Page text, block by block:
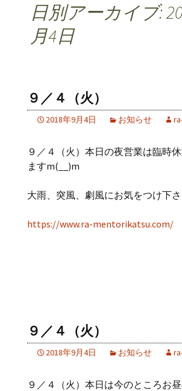
日別アーカイブ:
月4日
９／４（火）
2018年9月4日 お知らせ
９／４（火）本日の夜営業は臨時
ますm(__)m
大雨、突風、劇風にお気をつけ下さ
https://www.ra-mentorikatsu.com/
９／４（火）
2018年9月4日 お知らせ
９／４（火）本日は今のところお